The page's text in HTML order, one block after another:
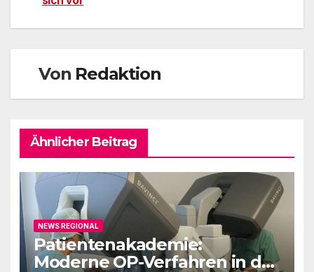
Von Redaktion
Ähnlicher Beitrag
NEWS REGIONAL
Patientenakademie:
Moderne OP-Verfahren in der